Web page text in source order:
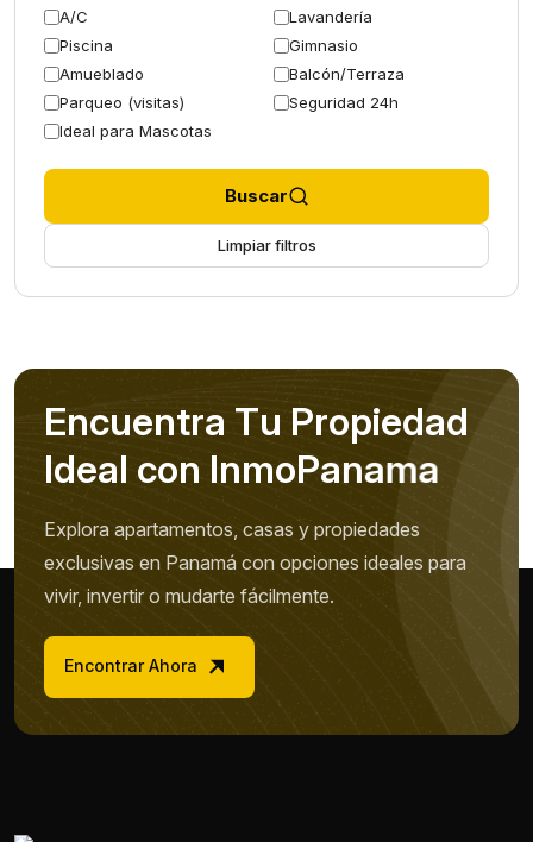
A/C
Lavandería
Piscina
Gimnasio
Amueblado
Balcón/Terraza
Parqueo (visitas)
Seguridad 24h
Ideal para Mascotas
Buscar
Limpiar filtros
Encuentra Tu Propiedad
Ideal con InmoPanama
Explora apartamentos, casas y propiedades
exclusivas en Panamá con opciones ideales para
vivir, invertir o mudarte fácilmente.
Encontrar Ahora